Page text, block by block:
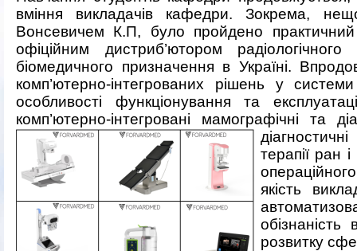
вміння викладачів кафедри. Зокрема,
Вонсевичем К.П, було пройдено
офіційним дистриб’ютором
біомедичного призначення в Україні.
комп’ютерно-інтегрованих рішень у
особливості функціонування та
комп’ютерно-інтегровані мамографічні та
терапії ран
якість
розвитку